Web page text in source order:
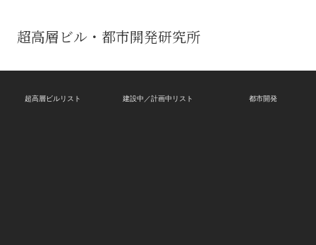
超高層ビル・都市開発研究所
超高層ビルリスト 建設中／計画中リスト 都市開発